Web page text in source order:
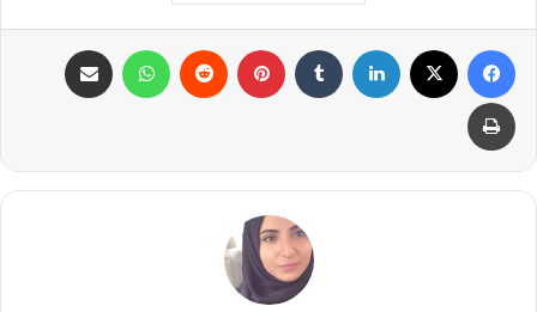
فيسبوك لينكدإن بينتيريست واتساب
طباعة